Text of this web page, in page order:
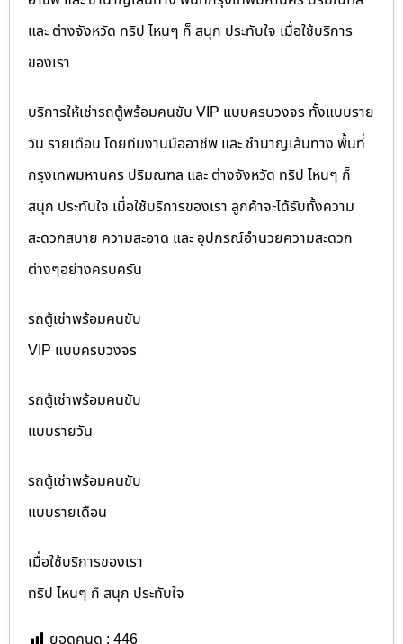
และ ต่างจังหวัด ทริป ไหนๆ ก็ สนุก ประทับใจ เมื่อใช้บริการ
ของเรา
บริการให้เช่ารถตู้พร้อมคนขับ VIP แบบครบวงจร ทั้งแบบราย
วัน รายเดือน โดยทีมงานมืออาชีพ และ ชำนาญเส้นทาง พื้นที่
กรุงเทพมหานคร ปริมณฑล และ ต่างจังหวัด ทริป ไหนๆ ก็
สนุก ประทับใจ เมื่อใช้บริการของเรา ลูกค้าจะได้รับทั้งความ
สะดวกสบาย ความสะอาด และ อุปกรณ์อำนวยความสะดวก
ต่างๆอย่างครบครัน
รถตู้เช่าพร้อมคนขับ
VIP แบบครบวงจร
รถตู้เช่าพร้อมคนขับ
แบบรายวัน
รถตู้เช่าพร้อมคนขับ
แบบรายเดือน
เมื่อใช้บริการของเรา
ทริป ไหนๆ ก็ สนุก ประทับใจ